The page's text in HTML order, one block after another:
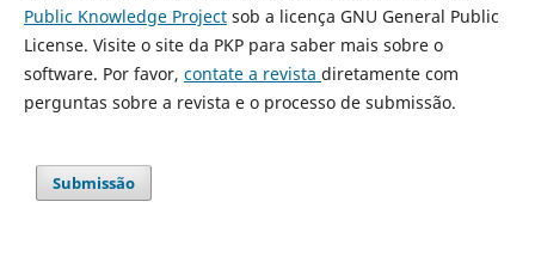
Public Knowledge Projectsob a licença GNU General Public
License. Visite o site da PKP para saber mais sobre o
software. Por favor, contate a revista diretamente com
perguntas sobre a revista e o processo de submissão.
Submissão